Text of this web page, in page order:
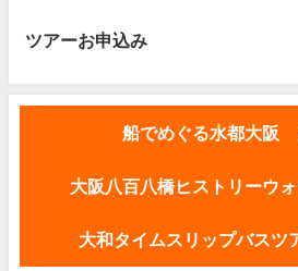
ツアーお申込
船でめぐる水都大阪
大阪八百八橋ヒストリーウ
大和タイムスリップバス